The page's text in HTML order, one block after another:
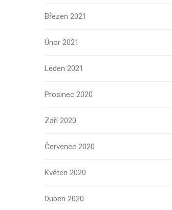
Březen 2021
Únor 2021
Leden 2021
Prosinec 2020
Září 2020
Červenec 2020
Květen 2020
Duben 2020